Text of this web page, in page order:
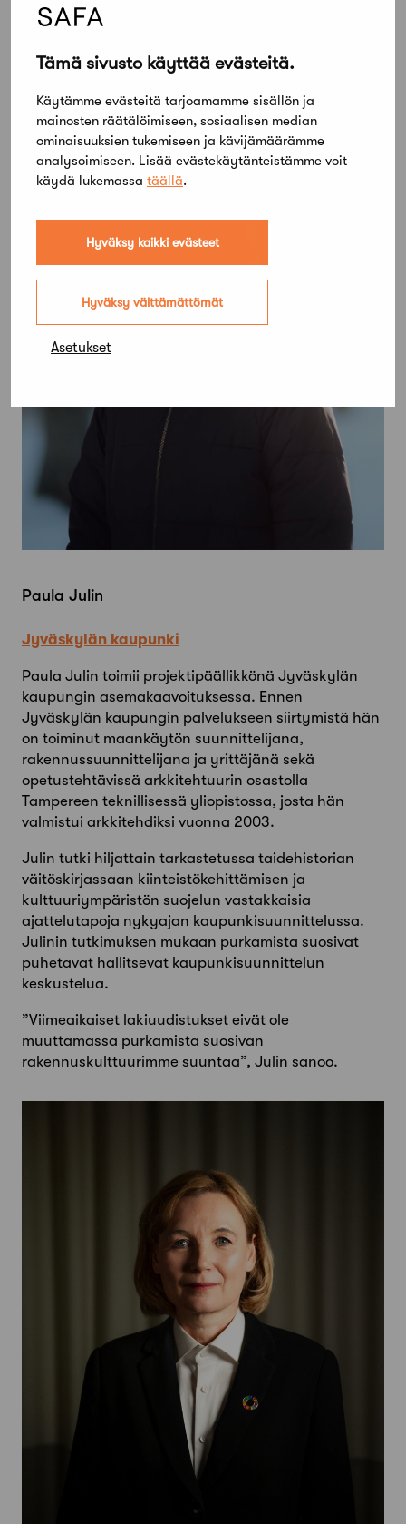
Tämä sivusto käyttää evästeitä.
Käytämme evästeitä tarjoamamme sisällön ja
mainosten räätälöimiseen, sosiaalisen median
ominaisuuksien tukemiseen ja kävijämäärämme
analysoimiseen. Lisää evästekäytänteistämme voit
käydä lukemassa täällä.
Hyväksy kaikki evästeet
Hyväksy välttämättömät
Asetukset
Rakennetun ympäristön laitoksella.
Paula Julin
Jyväskylän kaupunki
Paula Julin toimii projektipäällikkönä Jyväskylän
kaupungin asemakaavoituksessa. Ennen
Jyväskylän kaupungin palvelukseen siirtymistä hän
on toiminut maankäytön suunnittelijana,
rakennussuunnittelijana ja yrittäjänä sekä
opetustehtävissä arkkitehtuurin osastolla
Tampereen teknillisessä yliopistossa, josta hän
valmistui arkkitehdiksi vuonna 2003.
Julin tutki hiljattain tarkastetussa taidehistorian
väitöskirjassaan kiinteistökehittämisen ja
kulttuuriympäristön suojelun vastakkaisia
ajattelutapoja nykyajan kaupunkisuunnittelussa.
Julinin tutkimuksen mukaan purkamista suosivat
puhetavat hallitsevat kaupunkisuunnittelun
keskustelua.
”Viimeaikaiset lakiuudistukset eivät ole
muuttamassa purkamista suosivan
rakennuskulttuurimme suuntaa”, Julin sanoo.